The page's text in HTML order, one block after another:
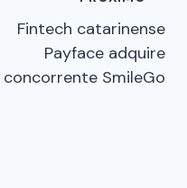
Fintech catarinense
Payface adquire
concorrente SmileGo